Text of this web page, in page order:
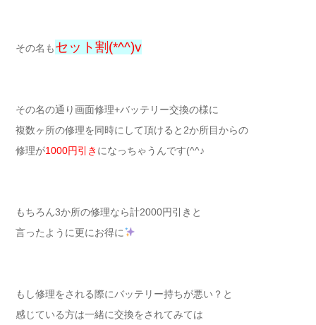
その名もセット割(*^^)v
その名の通り画面修理+バッテリー交換の様に
複数ヶ所の修理を同時にして頂けると2か所目からの
修理が1000円引き になっちゃうんです(^^♪
もちろん3か所の修理なら計2000円引きと
言ったように更にお得に
もし修理をされる際にバッテリー持ちが悪い？と
感じている方は一緒に交換をされてみては